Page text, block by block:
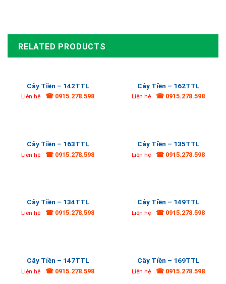
RELATED PRODUCTS
Cây Tiền – 142TTL
Liên hệ ☎ 0915.278.598
Cây Tiền – 162TTL
Liên hệ ☎ 0915.278.598
Cây Tiền – 163TTL
Liên hệ ☎ 0915.278.598
Cây Tiền – 135TTL
Liên hệ ☎ 0915.278.598
Cây Tiền – 134TTL
Liên hệ ☎ 0915.278.598
Cây Tiền – 149TTL
Liên hệ ☎ 0915.278.598
Cây Tiền – 147TTL
Liên hệ ☎ 0915.278.598
Cây Tiền – 169TTL
Liên hệ ☎ 0915.278.598